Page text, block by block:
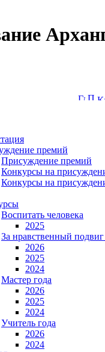
премий
Присуждение премий
Конкурсы на
Конкурсы на
Воспитать человека
2025
За нравственный подвиг
2026
2025
2024
Мастер года
2026
2025
2024
Учитель года
2026
2024